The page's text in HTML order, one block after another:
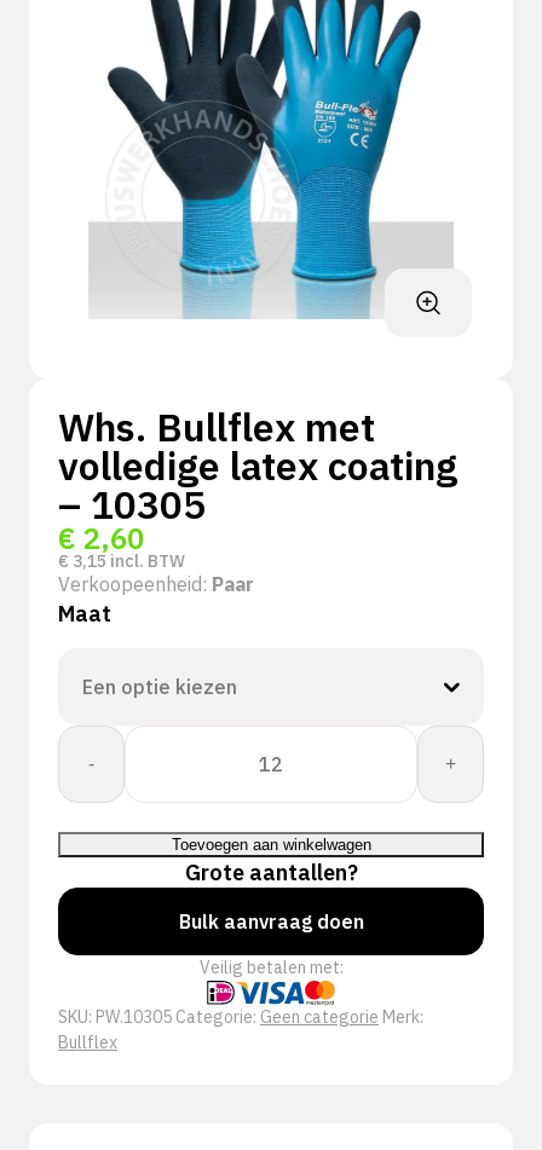
Whs. Bullflex met
volledige latex coating
– 10305
€ 2,60
€ 3,15 incl. BTW
Verkoopeenheid: Paar
Maat
-
Whs.
Bullflex
met
volledige
latex
coating
-
10305
+
Toevoegen aan winkelwagen
Grote aantallen?
Bulk aanvraag doen
Veilig betalen met:
SKU: PW.10305 Categorie: Geen categorie Merk:
Bullflex